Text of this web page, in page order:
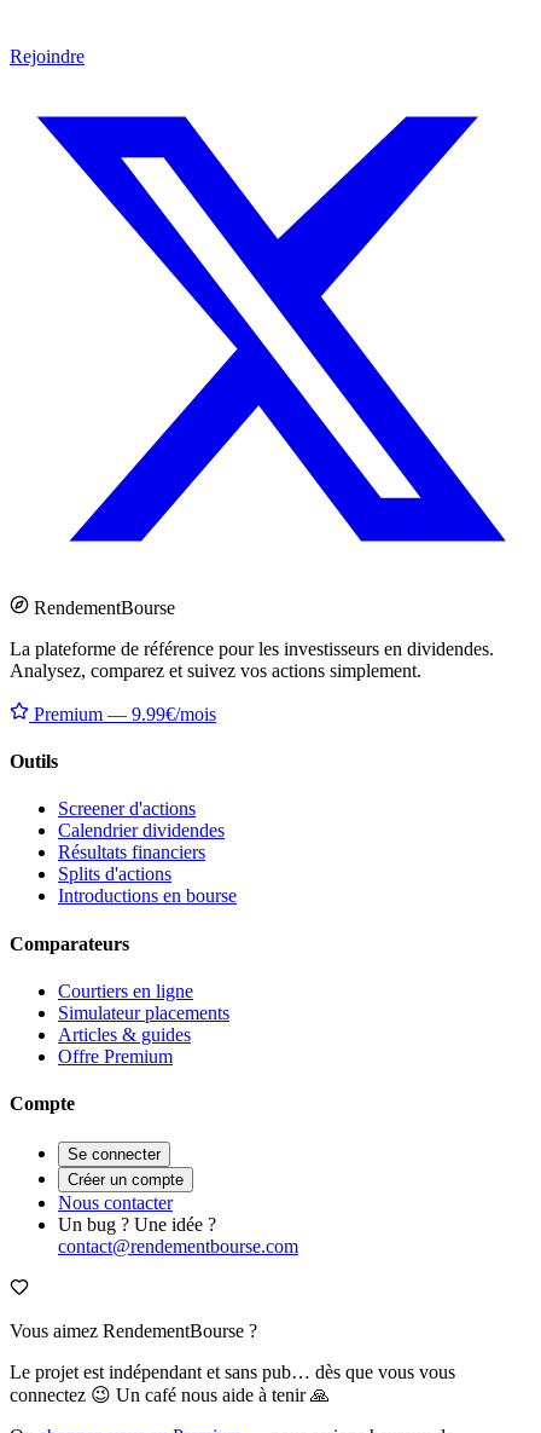
Rejoindre
RendementBourse
La plateforme de référence pour les investisseurs en dividendes.
Analysez, comparez et suivez vos actions simplement.
Premium — 9.99€/mois
Outils
Screener d'actions
Calendrier dividendes
Résultats financiers
Splits d'actions
Introductions en bourse
Comparateurs
Courtiers en ligne
Simulateur placements
Articles & guides
Offre Premium
Compte
Se connecter
Créer un compte
Nous contacter
Un bug ? Une idée ?
contact@rendementbourse.com
Vous aimez RendementBourse ?
Le projet est indépendant et sans pub… dès que vous vous
connectez 😉 Un café nous aide à tenir 🙏